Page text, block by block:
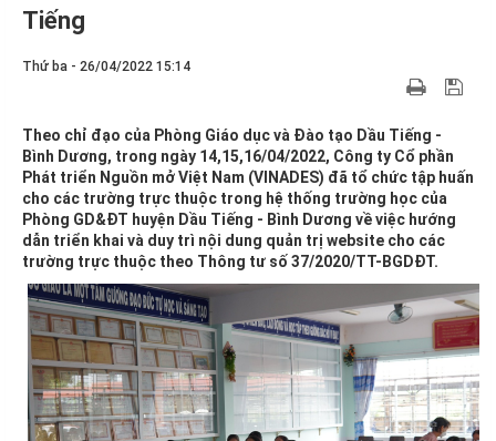
Tiếng
Thứ ba - 26/04/2022 15:14
Theo chỉ đạo của Phòng Giáo dục và Đào tạo Dầu Tiếng -
Bình Dương, trong ngày 14,15,16/04/2022, Công ty Cổ phần
Phát triển Nguồn mở Việt Nam (VINADES) đã tổ chức tập huấn
cho các trường trực thuộc trong hệ thống trường học của
Phòng GD&ĐT huyện Dầu Tiếng - Bình Dương về việc hướng
dẫn triển khai và duy trì nội dung quản trị website cho các
trường trực thuộc theo Thông tư số 37/2020/TT-BGDĐT.